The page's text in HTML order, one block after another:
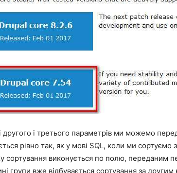
другого і третього параметрів ми можемо
рівно так, як у мові SQL, коли ми
сортування виконується по полю, переданим
групи вже відбувається сортування за другим